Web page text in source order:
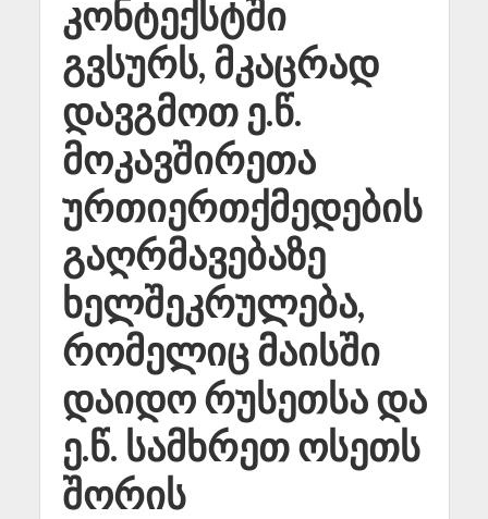
კონტექსტში
გვსურს, მკაცრად
დავგმოთ ე.წ.
მოკავშირეთა
ურთიერთქმედების
გაღრმავებაზე
ხელშეკრულება,
რომელიც მაისში
დაიდო რუსეთსა და
ე.წ. სამხრეთ ოსეთს
შორის